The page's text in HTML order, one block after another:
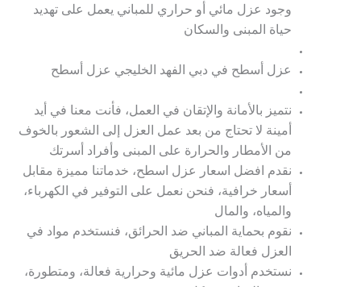
وجود عزل مائي أو حراري للمباني يعمل على تهديد
حياة المبنى والسكان
عزل أسطح في دبي الفهد الخليجي عزل أسطح
نتميز بالأمانة والإتقان في العمل، فأنت معنا في أيد
أمينة لا تحتاج من بعد عمل العزل إلى الشعور بالخوف
من الأمطار والحرارة على المبنى وأفراد أسرتك
نقدم افضل اسعار عزل اسطح، خدماتنا مميزة مقابل
أسعار خرافية، فنحن نعمل على التوفير في الكهرباء،
والمياه، والمال
نقوم بحماية المباني ضد الحرائق، فنستخدم مواد في
العزل فعالة ضد الحريق
نستخدم أدوات عزل مائية وحرارية فعالة، ومتطورة،